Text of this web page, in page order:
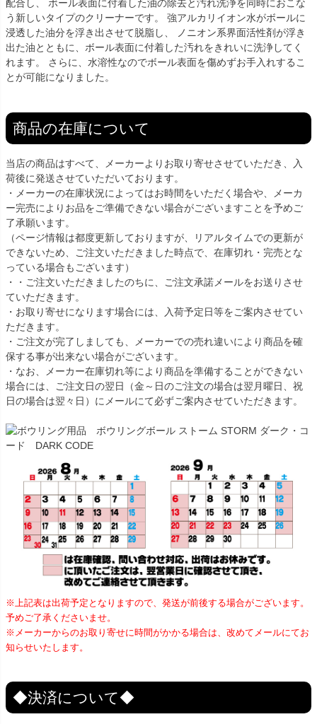
配合し、 ボール表面に付着した油の除去と汚れ洗浄を同時におこな
う新しいタイプのクリーナーです。 強アルカリイオン水がボールに
浸透した油分を浮き出させて脱脂し、 ノニオン系界面活性剤が浮き
出た油とともに、ボール表面に付着した汚れをきれいに洗浄してく
れます。 さらに、水溶性なのでボール表面を傷めずお手入れするこ
とが可能になりました。
商品の在庫について
当店の商品はすべて、メーカーよりお取り寄せさせていただき、入
荷後に発送させていただいております。
・メーカーの在庫状況によってはお時間をいただく場合や、メーカ
ー完売によりお品をご準備できない場合がございますことを予めご
了承願います。
（ページ情報は都度更新しておりますが、リアルタイムでの更新が
できないため、ご注文いただきました時点で、在庫切れ・完売とな
っている場合もございます）
・・ご注文いただきましたのちに、ご注文承諾メールをお送りさせ
ていただきます。
・お取り寄せになります場合には、入荷予定日等をご案内させてい
ただきます。
・ご注文が完了しましても、メーカーでの売れ違いにより商品を確
保する事が出来ない場合がございます。
・なお、メーカー在庫切れ等により商品を準備することができない
場合には、ご注文日の翌日（金～日のご注文の場合は翌月曜日、祝
日の場合は翌々日）にメールにて必ずご案内させていただきます。
※上記表は出荷予定となりますので、発送が前後する場合がございます。
予めご了承くださいませ。
※メーカーからのお取り寄せに時間がかかる場合は、改めてメールにてお
知らせいたします。
◆決済について◆